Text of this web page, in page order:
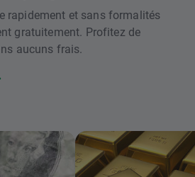
rapidement et sans formalités
gratuitement. Profitez de
aucuns frais.